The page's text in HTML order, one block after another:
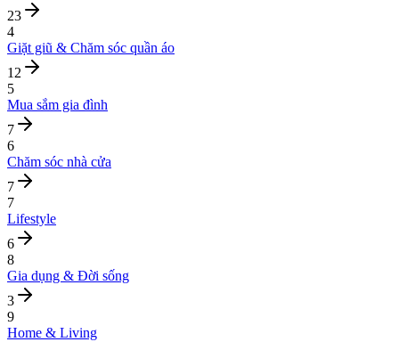
23
4
Giặt giũ & Chăm sóc quần áo
12
5
Mua sắm gia đình
7
6
Chăm sóc nhà cửa
7
7
Lifestyle
6
8
Gia dụng & Đời sống
3
9
Home & Living